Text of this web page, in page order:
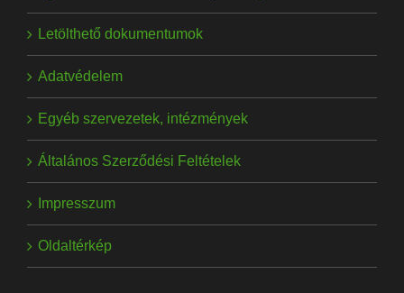
Letölthető dokumentumok
Adatvédelem
Egyéb szervezetek, intézmények
Általános Szerződési Feltételek
Impresszum
Oldaltérkép